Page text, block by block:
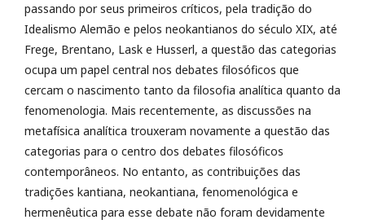
passando por seus primeiros críticos, pela tradição do
Idealismo Alemão e pelos neokantianos do século XIX, até
Frege, Brentano, Lask e Husserl, a questão das categorias
ocupa um papel central nos debates filosóficos que
cercam o nascimento tanto da filosofia analítica quanto da
fenomenologia. Mais recentemente, as discussões na
metafísica analítica trouxeram novamente a questão das
categorias para o centro dos debates filosóficos
contemporâneos. No entanto, as contribuições das
tradições kantiana, neokantiana, fenomenológica e
hermenêutica para esse debate não foram devidamente